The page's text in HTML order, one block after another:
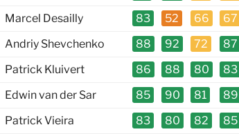
Marcel Desailly 83 52 66 67
Andriy Shevchenko 88 92 72 87
Patrick Kluivert 86 88 80 83
Edwin van der Sar 85 90 81 89
Patrick Vieira 83 80 82 85